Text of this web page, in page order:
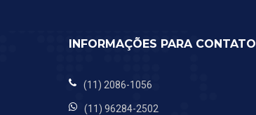
INFORMAÇÕES PARA CONTATO
(11) 2086-1056
(11) 96284-2502